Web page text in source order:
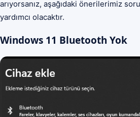
arıyorsanız, aşağıdaki önerilerimiz
yardımcı olacaktır.
Windows 11 Bluetooth Yok